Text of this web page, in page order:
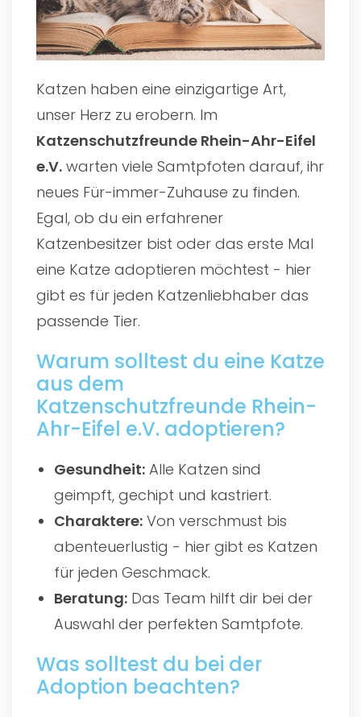
Katzen haben eine einzigartige Art,
unser Herz zu erobern. Im
Katzenschutzfreunde Rhein-Ahr-Eifel
e.V. warten viele Samtpfoten darauf, ihr
neues Für-immer-Zuhause zu finden.
Egal, ob du ein erfahrener
Katzenbesitzer bist oder das erste Mal
eine Katze adoptieren möchtest - hier
gibt es für jeden Katzenliebhaber das
passende Tier.
Warum solltest du eine Katze
aus dem
Katzenschutzfreunde Rhein-
Ahr-Eifel e.V. adoptieren?
Gesundheit: Alle Katzen sind
geimpft, gechipt und kastriert.
Charaktere: Von verschmust bis
abenteuerlustig - hier gibt es Katzen
für jeden Geschmack.
Beratung: Das Team hilft dir bei der
Auswahl der perfekten Samtpfote.
Was solltest du bei der
Adoption beachten?